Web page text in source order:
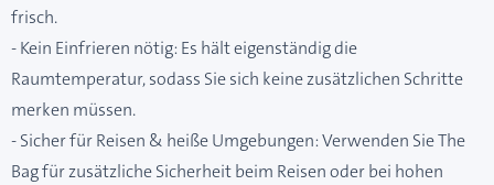
frisch.
- Kein Einfrieren nötig: Es hält eigenständig die
Raumtemperatur, sodass Sie sich keine zusätzlichen Schritte
merken müssen.
- Sicher für Reisen & heiße Umgebungen: Verwenden Sie The
Bag für zusätzliche Sicherheit beim Reisen oder bei hohen